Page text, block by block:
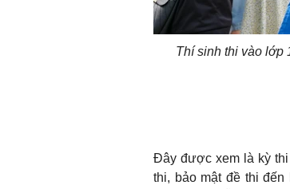
Thí sinh thi vào lớp
Đây được xem là kỳ
thi, bảo mật đề thi